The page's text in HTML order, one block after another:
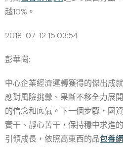
越10%。
2018-07-12 15:03:54
彭華崗:
中心企業經濟運轉獲得的傑出成
應對風險挑釁、果斷不移全力展
的信念和底氣。下一個步驟，國
實干、靜心苦干，保持穩中求進
引領成長，依照高東西的品包養網